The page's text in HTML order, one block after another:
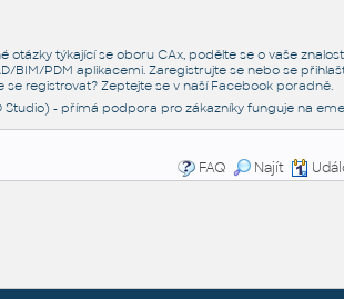
otázky týkající se oboru CAx, podělte se o vaše
BIM/PDM aplikacemi. Zaregistrujte se nebo se
se registrovat? Zeptejte se v naší Facebook poradně.
- přímá podpora pro zákazníky funguje na
FAQ
Najít